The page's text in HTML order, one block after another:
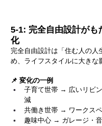
5-1: 完全自由設計がも
化
完全自由設計は「住む人の人
め、ライフスタイルに大きな
📌 変化の一例
子育て世帯 → 広いリビ
減
共働き世帯 → ワークス
趣味中心 → ガレージ・